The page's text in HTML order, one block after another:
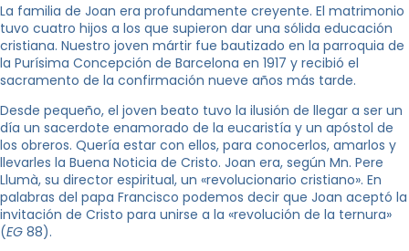
La familia de Joan era profundamente creyente. El matrimonio
tuvo cuatro hijos a los que supieron dar una sólida educación
cristiana. Nuestro joven mártir fue bautizado en la parroquia de
la Purísima Concepción de Barcelona en 1917 y recibió el
sacramento de la confirmación nueve años más tarde.
Desde pequeño, el joven beato tuvo la ilusión de llegar a ser un
día un sacerdote enamorado de la eucaristía y un apóstol de
los obreros. Quería estar con ellos, para conocerlos, amarlos y
llevarles la Buena Noticia de Cristo. Joan era, según Mn. Pere
Llumà, su director espiritual, un «revolucionario cristiano». En
palabras del papa Francisco podemos decir que Joan aceptó la
invitación de Cristo para unirse a la «revolución de la ternura»
(EG 88).